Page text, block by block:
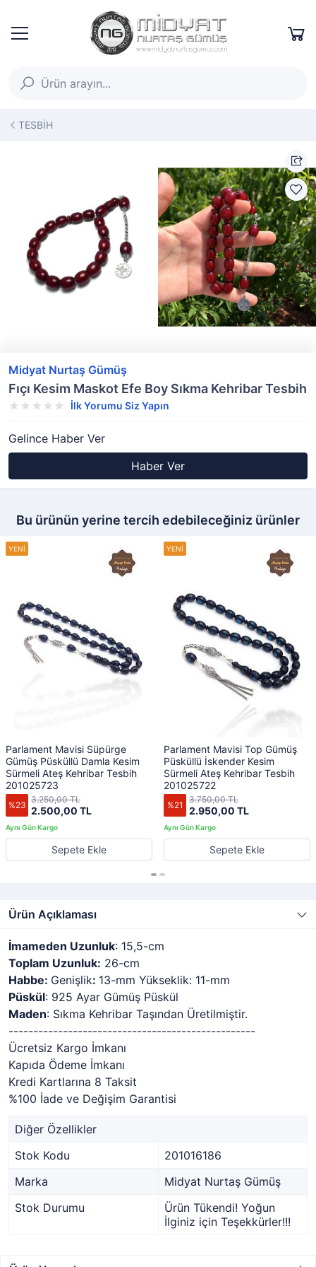
TESBİH
Midyat Nurtaş Gümüş
Fıçı Kesim Maskot Efe Boy Sıkma Kehribar Tesbih
İlk Yorumu Siz Yapın
Gelince Haber Ver
Haber Ver
Bu ürünün yerine tercih edebileceğiniz ürünler
Parlament Mavisi Süpürge
Gümüş Püsküllü Damla Kesim
Sürmeli Ateş Kehribar Tesbih
201025723
%23 2.500,00 TL
3.250,00 TL
Sepete Ekle
Parlament Mavisi Top Gümüş
Püsküllü İskender Kesim
Sürmeli Ateş Kehribar Tesbih
201025722
%21 2.950,00 TL
3.750,00 TL
Sepete Ekle
Ürün Açıklaması
İmameden Uzunluk: 15,5-cm
Toplam Uzunluk: 26-cm
Habbe: Genişlik: 13-mm Yükseklik: 11-mm
Püskül: 925 Ayar Gümüş Püskül
Maden: Sıkma Kehribar Taşından Üretilmiştir.
--------------------------------------------------
Ücretsiz Kargo İmkanı
Kapıda Ödeme İmkanı
Kredi Kartlarına 8 Taksit
%100 İade ve Değişim Garantisi
Diğer Özellikler
Stok Kodu
201016186
Marka
Midyat Nurtaş Gümüş
Stok Durumu
Ürün Tükendi! Yoğun
İlginiz için Teşekkürler!!!